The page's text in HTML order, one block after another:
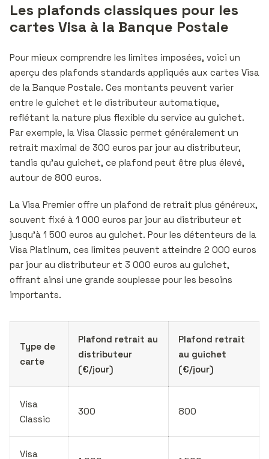
Les plafonds classiques pour les
cartes Visa à la Banque Postale
Pour mieux comprendre les limites imposées, voici un
aperçu des plafonds standards appliqués aux cartes Visa
de la Banque Postale. Ces montants peuvent varier
entre le guichet et le distributeur automatique,
reflétant la nature plus flexible du service au guichet.
Par exemple, la Visa Classic permet généralement un
retrait maximal de 300 euros par jour au distributeur,
tandis qu’au guichet, ce plafond peut être plus élevé,
autour de 800 euros.
La Visa Premier offre un plafond de retrait plus généreux,
souvent fixé à 1 000 euros par jour au distributeur et
jusqu’à 1 500 euros au guichet. Pour les détenteurs de la
Visa Platinum, ces limites peuvent atteindre 2 000 euros
par jour au distributeur et 3 000 euros au guichet,
offrant ainsi une grande souplesse pour les besoins
importants.
Type de
carte
Plafond retrait au
distributeur
(€/jour)
Plafond retrait
au guichet
(€/jour)
Visa
Classic
300 800
Visa